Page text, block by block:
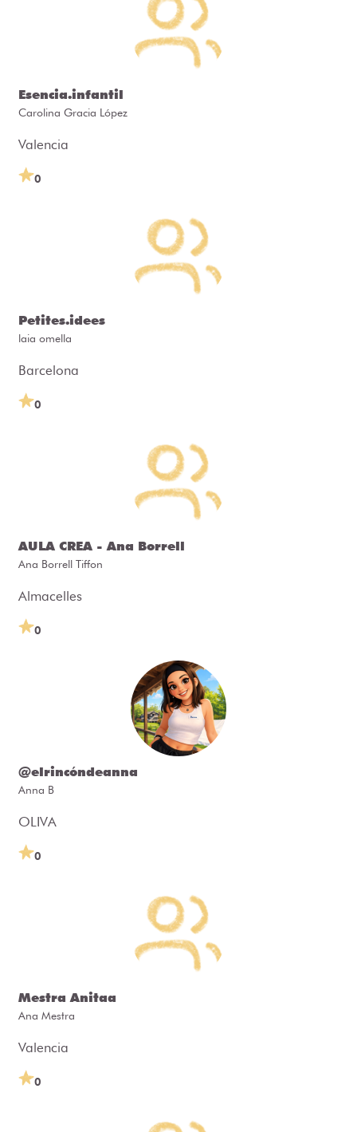
Esencia.infantil
Carolina Gracia López
Valencia
0
Petites.idees
laia omella
Barcelona
0
AULA CREA - Ana Borrell
Ana Borrell Tiffon
Almacelles
0
@elrincóndeanna
Anna B
OLIVA
0
Mestra Anitaa
Ana Mestra
Valencia
0